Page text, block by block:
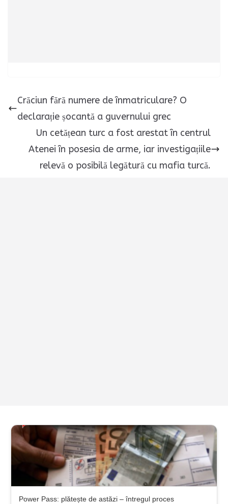
Crăciun fără numere de înmatriculare? O
declarație șocantă a guvernului grec
Un cetățean turc a fost arestat în centrul
Atenei în posesia de arme, iar investigațiile
relevă o posibilă legătură cu mafia turcă.
Power Pass: plătește de astăzi – întregul proces